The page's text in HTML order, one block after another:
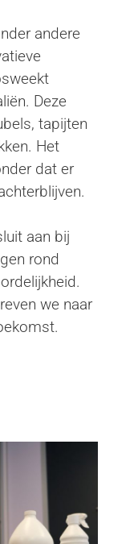
andere
Deze
tapijten
Het
dat er
aan bij
rond
we naar